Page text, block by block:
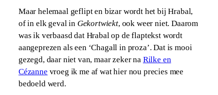
Maar helemaal geflipt en bizar wordt het bij Hrabal,
of in elk geval in Gekortwiekt, ook weer niet. Daarom
was ik verbaasd dat Hrabal op de flaptekst wordt
aangeprezen als een ‘Chagall in proza’. Dat is mooi
gezegd, daar niet van, maar zeker na Rilke en
Cézanne vroeg ik me af wat hier nou precies mee
bedoeld werd.